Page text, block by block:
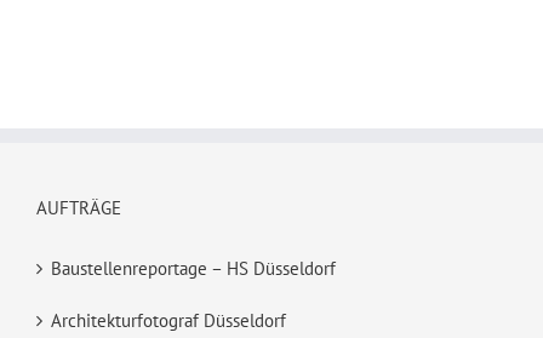
AUFTRÄGE
Baustellenreportage – HS Düsseldorf
Architekturfotograf Düsseldorf